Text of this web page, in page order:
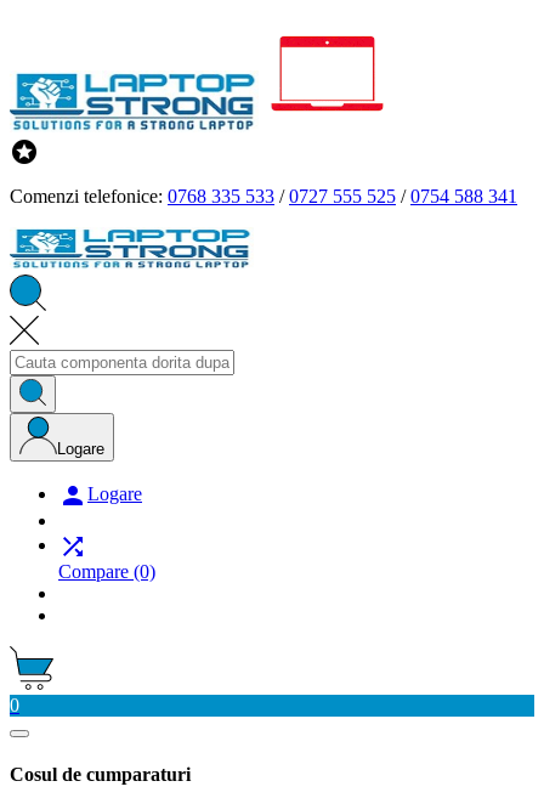

Comenzi telefonice: 0768 335 533 /0727 555 525 /0754 588 341
Logare
 Logare

Compare (0)
0
Cosul de cumparaturi